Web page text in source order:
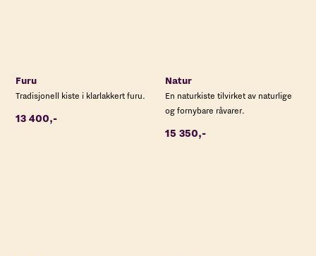
Furu
Tradisjonell kiste i klarlakkert furu.
13 400,-
Natur
En naturkiste tilvirket av naturlige
og fornybare råvarer.
15 350,-